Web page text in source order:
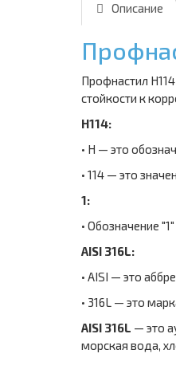
Описание
Профнастил
стойкости к
Н114:
• Н — это
• 114 — это
1:
• Обозначение
AISI 316L:
• AISI — это
• 316L — это
AISI 316L — это
морская вода,